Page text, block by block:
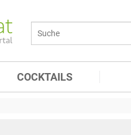
COCKTAILS